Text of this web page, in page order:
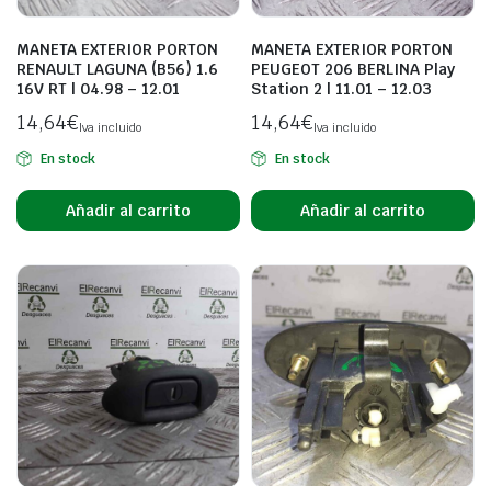
MANETA EXTERIOR PORTON
RENAULT LAGUNA (B56) 1.6
16V RT | 04.98 – 12.01
14,64€Iva incluido
En stock
Añadir al carrito
MANETA EXTERIOR PORTON
PEUGEOT 206 BERLINA Play
Station 2 | 11.01 – 12.03
14,64€Iva incluido
En stock
Añadir al carrito